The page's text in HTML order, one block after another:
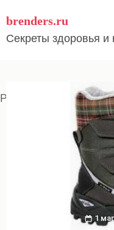
содержимому
brenders.ru
Секреты здоровья и
1
Pages: 2 3